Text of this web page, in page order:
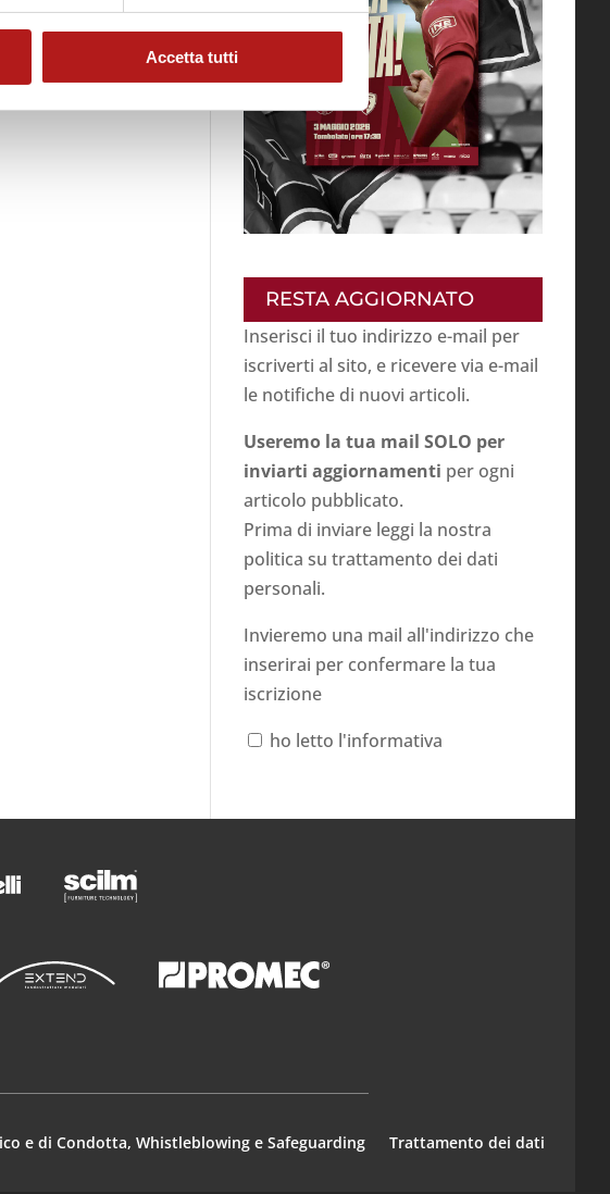
Accetta tutti
Stefan
RESTA AGGIORNATO
Inserisci il tuo indirizzo e-mail per
iscriverti al sito, e ricevere via e-mail
le notifiche di nuovi articoli.
Useremo la tua mail SOLO per
inviarti aggiornamenti per ogni
articolo pubblicato.
Prima di inviare leggi la nostra
politica su trattamento dei dati
personali.
Invieremo una mail all'indirizzo che
inserirai per confermare la tua
iscrizione
ho letto l'informativa
e di Condotta, Whistleblowing e Safeguarding Trattamento dei dati